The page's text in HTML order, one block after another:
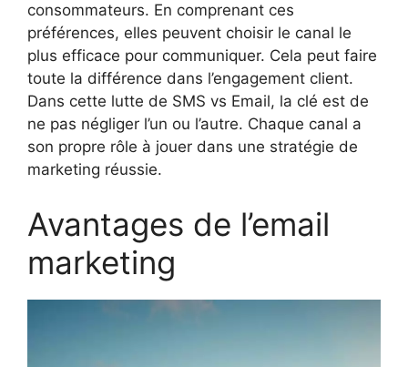
consommateurs. En comprenant ces
préférences, elles peuvent choisir le canal le
plus efficace pour communiquer. Cela peut faire
toute la différence dans l’engagement client.
Dans cette lutte de SMS vs Email, la clé est de
ne pas négliger l’un ou l’autre. Chaque canal a
son propre rôle à jouer dans une stratégie de
marketing réussie.
Avantages de l’email
marketing